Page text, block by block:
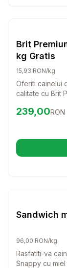
Brit
kg Gratis
15,93 RON/kg
Oferiti cainelui
calitate cu Brit
special creata
Preț: 239.00
239,00RON
Sandwich
96,00 RON/kg
Rasfatiti-va
Snappy cu